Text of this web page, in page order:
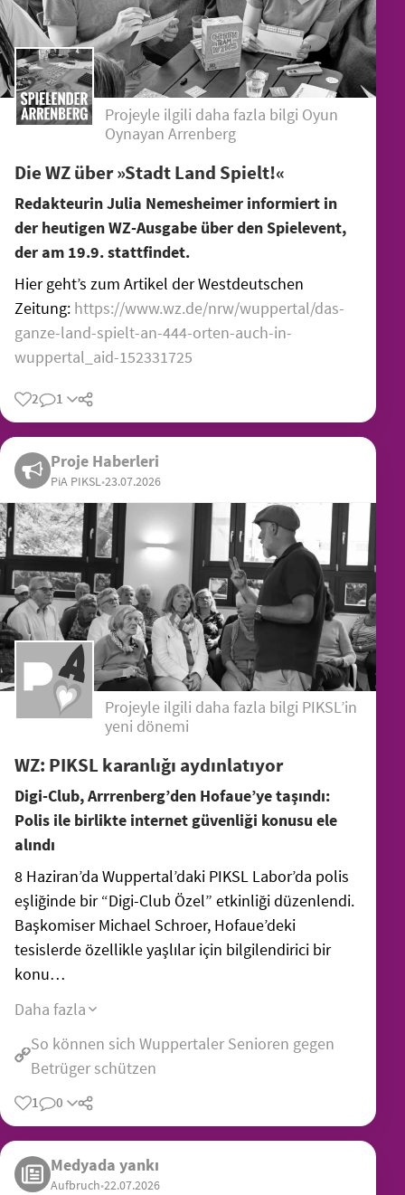
Projeyle ilgili daha fazla bilgi Oyun
Oynayan Arrenberg
Die WZ über »Stadt Land Spielt!«
Redakteurin Julia Nemesheimer informiert in
der heutigen WZ-Ausgabe über den Spielevent,
der am 19.9. stattfindet.
Hier geht’s zum Artikel der Westdeutschen
Zeitung: https://www.wz.de/nrw/wuppertal/das-
ganze-land-spielt-an-444-orten-auch-in-
wuppertal_aid-152331725
2 1
Proje Haberleri
PiA PIKSL•23.07.2026
Projeyle ilgili daha fazla bilgi PIKSL’in
yeni dönemi
WZ: PIKSL karanlığı aydınlatıyor
Digi-Club, Arrrenberg’den Hofaue’ye taşındı:
Polis ile birlikte internet güvenliği konusu ele
alındı
8 Haziran’da Wuppertal’daki PIKSL Labor’da polis
eşliğinde bir “Digi-Club Özel” etkinliği düzenlendi.
Başkomiser Michael Schroer, Hofaue’deki
tesislerde özellikle yaşlılar için bilgilendirici bir
konu…
Daha fazla
So können sich Wuppertaler Senioren gegen
Betrüger schützen
1 0
Medyada yankı
Aufbruch•22.07.2026